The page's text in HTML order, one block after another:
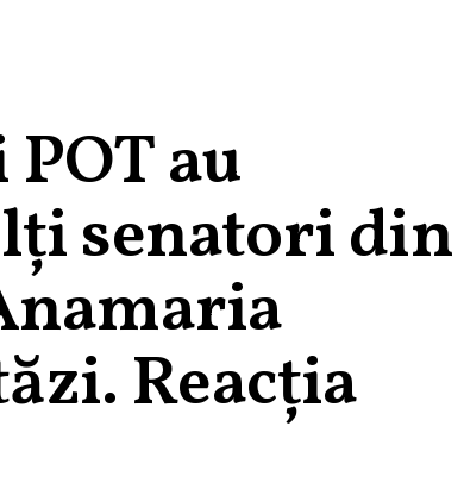
au
senatori din
Reacția